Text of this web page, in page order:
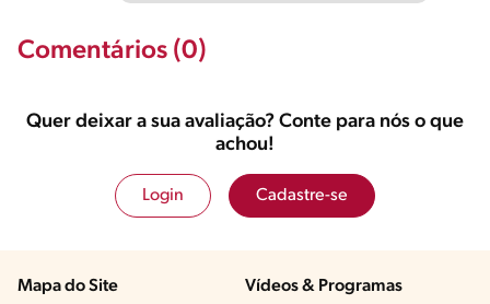
Comentários (0)
Quer deixar a sua avaliação? Conte para nós o que
achou!
Login Cadastre-se
Mapa do Site Vídeos & Programas​